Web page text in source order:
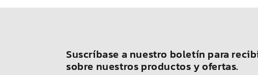
Suscríbase a nuestro boletín para
sobre nuestros productos y ofertas.